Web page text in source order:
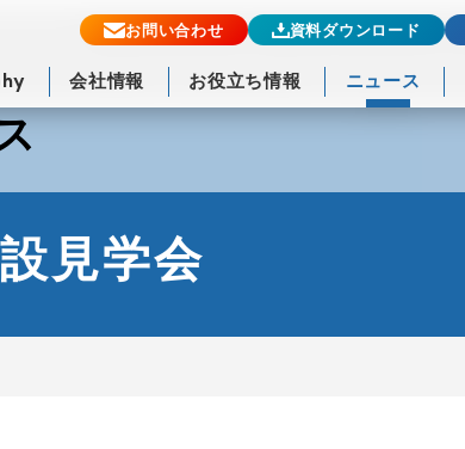
会社情報 お役立ち情報 ニュース
お問い合わせ 資料ダウンロード
見学会